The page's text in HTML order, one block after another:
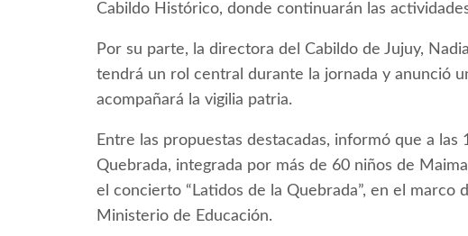
Cabildo Histórico, donde continuarán las
Por su parte, la directora del Cabildo de Jujuy,
tendrá un rol central durante la jornada y anunció
acompañará la vigilia patria.
Entre las propuestas destacadas, informó que a
Quebrada, integrada por más de 60 niños de
el concierto “Latidos de la Quebrada”, en el marco
Ministerio de Educación.